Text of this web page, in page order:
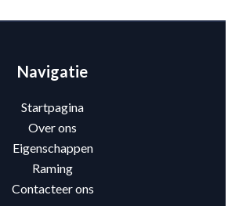
Navigatie
Startpagina
Over ons
Eigenschappen
Raming
Contacteer ons